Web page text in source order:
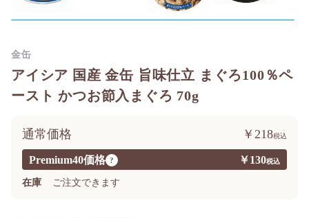
アイシア 国産 金缶 旨味仕立 まぐろ100％ペ
ースト かつお節入まぐろ 70g
Premium40価格 ? ￥130
通常価格 ￥218
在庫 ご注文できます
金缶